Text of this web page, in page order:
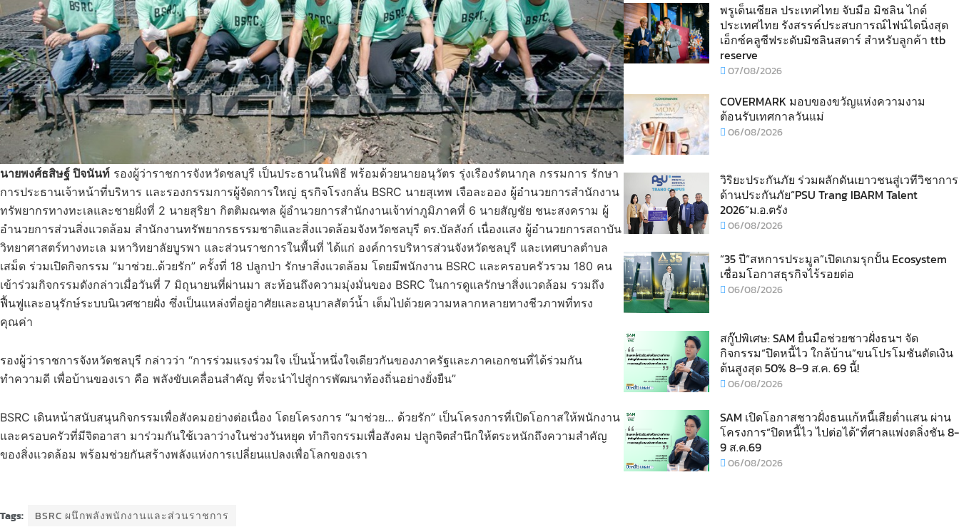
นายพงศ์ธสิษฐ์ ปิจนันท์ รองผู้ว่าราชการจังหวัดชลบุรี เป็นประธานในพิธี พร้อมด้วยนายอนุวัตร รุ่งเรืองรัตนากุล กรรมการ รักษา
การประธานเจ้าหน้าที่บริหาร และรองกรรมการผู้จัดการใหญ่ ธุรกิจโรงกลั่น BSRC นายสุเทพ เจือละออง ผู้อำนวยการสำนักงาน
ทรัพยากรทางทะเลและชายฝั่งที่ 2 นายสุริยา กิตติมณฑล ผู้อำนวยการสำนักงานเจ้าท่าภูมิภาคที่ 6 นายสัญชัย ชนะสงคราม ผู้
อำนวยการส่วนสิ่งแวดล้อม สำนักงานทรัพยากรธรรมชาติและสิ่งแวดล้อมจังหวัดชลบุรี ดร.บัลลังก์ เนื่องแสง ผู้อำนวยการสถาบัน
วิทยาศาสตร์ทางทะเล มหาวิทยาลัยบูรพา และส่วนราชการในพื้นที่ ได้แก่ องค์การบริหารส่วนจังหวัดชลบุรี และเทศบาลตำบล
เสม็ด ร่วมเปิดกิจกรรม “มาช่วย..ด้วยรัก” ครั้งที่ 18 ปลูกป่า รักษาสิ่งแวดล้อม โดยมีพนักงาน BSRC และครอบครัวรวม 180 คน
เข้าร่วมกิจกรรมดังกล่าวเมื่อวันที่ 7 มิถุนายนที่ผ่านมา สะท้อนถึงความมุ่งมั่นของ BSRC ในการดูแลรักษาสิ่งแวดล้อม รวมถึง
ฟื้นฟูและอนุรักษ์ระบบนิเวศชายฝั่ง ซึ่งเป็นแหล่งที่อยู่อาศัยและอนุบาลสัตว์น้ำ เต็มไปด้วยความหลากหลายทางชีวภาพที่ทรง
คุณค่า
รองผู้ว่าราชการจังหวัดชลบุรี กล่าวว่า “การร่วมแรงร่วมใจ เป็นน้ำหนึ่งใจเดียวกันของภาครัฐและภาคเอกชนที่ได้ร่วมกัน
ทำความดี เพื่อบ้านของเรา คือ พลังขับเคลื่อนสำคัญ ที่จะนำไปสู่การพัฒนาท้องถิ่นอย่างยั่งยืน”
BSRC เดินหน้าสนับสนุนกิจกรรมเพื่อสังคมอย่างต่อเนื่อง โดยโครงการ “มาช่วย… ด้วยรัก” เป็นโครงการที่เปิดโอกาสให้พนักงาน
และครอบครัวที่มีจิตอาสา มาร่วมกันใช้เวลาว่างในช่วงวันหยุด ทำกิจกรรมเพื่อสังคม ปลูกจิตสำนึกให้ตระหนักถึงความสำคัญ
ของสิ่งแวดล้อม พร้อมช่วยกันสร้างพลังแห่งการเปลี่ยนแปลงเพื่อโลกของเรา
Tags: BSRC ผนึกพลังพนักงานและส่วนราชการ
พรูเด็นเชียล ประเทศไทย จับมือ มิชลิน ไกด์
ประเทศไทย รังสรรค์ประสบการณ์ไฟน์ไดนิ่งสุด
เอ็กซ์คลูซีฟระดับมิชลินสตาร์ สำหรับลูกค้า ttb
reserve
07/08/2026
COVERMARK มอบของขวัญแห่งความงาม
ต้อนรับเทศกาลวันแม่
06/08/2026
วิริยะประกันภัย ร่วมผลักดันเยาวชนสู่เวทีวิชาการ
ด้านประกันภัย“PSU Trang IBARM Talent
2026”ม.อ.ตรัง
06/08/2026
“35 ปี“สหการประมูล”เปิดเกมรุกปั้น Ecosystem
เชื่อมโอกาสธุรกิจไร้รอยต่อ
06/08/2026
สกู๊ปพิเศษ: SAM ยื่นมือช่วยชาวฝั่งธนฯ จัด
กิจกรรม“ปิดหนี้ไว ใกล้บ้าน”ขนโปรโมชันตัดเงิน
ต้นสูงสุด 50% 8–9 ส.ค. 69 นี้!
06/08/2026
SAM เปิดโอกาสชาวฝั่งธนแก้หนี้เสียต่ำแสน ผ่าน
โครงการ“ปิดหนี้ไว ไปต่อได้”ที่ศาลแพ่งตลิ่งชัน 8-
9 ส.ค.69
06/08/2026